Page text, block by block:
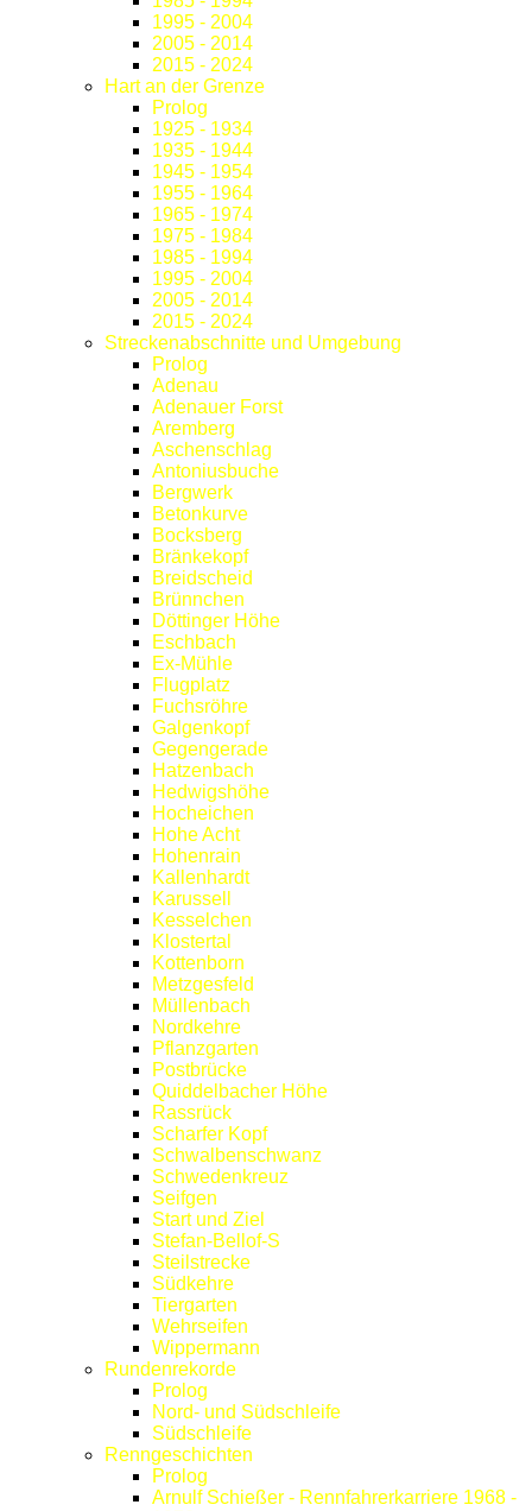
1995 - 2004
2005 - 2014
2015 - 2024
Hart an der Grenze
Prolog
1925 - 1934
1935 - 1944
1945 - 1954
1955 - 1964
1965 - 1974
1975 - 1984
1985 - 1994
1995 - 2004
2005 - 2014
2015 - 2024
Streckenabschnitte und Umgebung
Prolog
Adenau
Adenauer Forst
Aremberg
Aschenschlag
Antoniusbuche
Bergwerk
Betonkurve
Bocksberg
Bränkekopf
Breidscheid
Brünnchen
Döttinger Höhe
Eschbach
Ex-Mühle
Flugplatz
Fuchsröhre
Galgenkopf
Gegengerade
Hatzenbach
Hedwigshöhe
Hocheichen
Hohe Acht
Hohenrain
Kallenhardt
Karussell
Kesselchen
Klostertal
Kottenborn
Metzgesfeld
Müllenbach
Nordkehre
Pflanzgarten
Postbrücke
Quiddelbacher Höhe
Rassrück
Scharfer Kopf
Schwalbenschwanz
Schwedenkreuz
Seifgen
Start und Ziel
Stefan-Bellof-S
Steilstrecke
Südkehre
Tiergarten
Wehrseifen
Wippermann
Rundenrekorde
Prolog
Nord- und Südschleife
Südschleife
Renngeschichten
Prolog
Arnulf Schießer - Rennfahrerkarriere 1968 -